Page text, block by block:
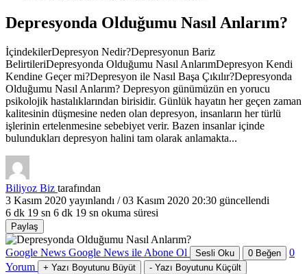
Depresyonda Olduğumu Nasıl Anlarım?
İçindekilerDepresyon Nedir?Depresyonun Bariz
BelirtileriDepresyonda Olduğumu Nasıl AnlarımDepresyon Kendi
Kendine Geçer mi?Depresyon ile Nasıl Başa Çıkılır?Depresyonda
Olduğumu Nasıl Anlarım? Depresyon günümüzün en yorucu
psikolojik hastalıklarından birisidir. Günlük hayatın her geçen zaman
kalitesinin düşmesine neden olan depresyon, insanların her türlü
işlerinin ertelenmesine sebebiyet verir. Bazen insanlar içinde
bulundukları depresyon halini tam olarak anlamakta...
Biliyoz Biz tarafından
3 Kasım 2020 yayınlandı /03 Kasım 2020 20:30 güncellendi
6 dk 19 sn 6 dk 19 sn okuma süresi
Paylaş
Google News Google News ile Abone Ol Sesli Oku 0 Beğen
0
Yorum
+ Yazı Boyutunu Büyüt - Yazı Boyutunu Küçült